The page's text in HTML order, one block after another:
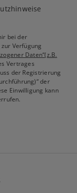
bei der
Verfügung
Daten“(z.B.
Vertrages
der Registrierung
der
Einwilligung kann